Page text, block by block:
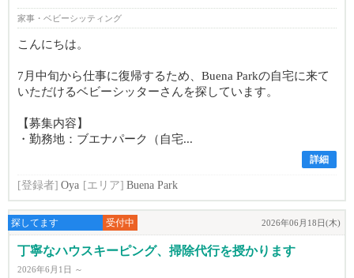
家事・ベビーシッティング
こんにちは。
7月中旬から仕事に復帰するため、Buena Parkの自宅に来て
いただけるベビーシッターさんを探しています。
【募集内容】
・勤務地：ブエナパーク（自宅...
詳細
[登録者] Oya [エリア] Buena Park
探してます 受付中 2026年06月18日(木)
丁寧なハウスキーピング、掃除代行を授かります
2026年6月1日 ～